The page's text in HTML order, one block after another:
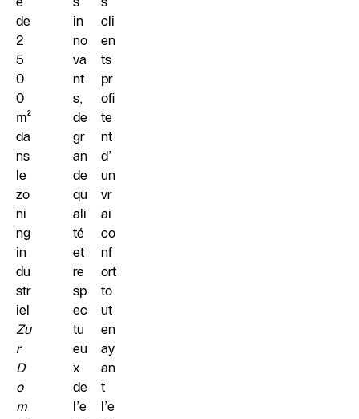
de
2
5
0
0
m²
da
ns
le
zo
ni
ng
in
du
str
iel
Zu
r
D
o
m
in
no
va
nt
s,
de
gr
an
de
qu
ali
té
et
re
sp
ec
tu
eu
x
de
l’e
cli
en
ts
pr
ofi
te
nt
d’
un
vr
ai
co
nf
ort
to
ut
en
ay
an
t
l’e